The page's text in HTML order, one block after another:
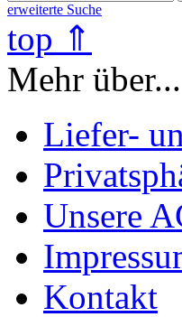
erweiterte Suche
top ⇑
Mehr über...
Liefer-
Unsere
Kontakt